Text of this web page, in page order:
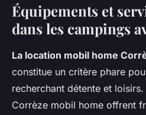
Équipements et
dans les campings
La location mobil home
constitue un critère phare
recherchant détente et
Corrèze mobil home offrent